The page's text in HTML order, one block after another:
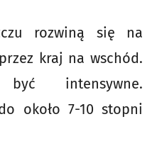
rozwiną się na
kraj na wschód.
intensywne.
około 7-10 stopni